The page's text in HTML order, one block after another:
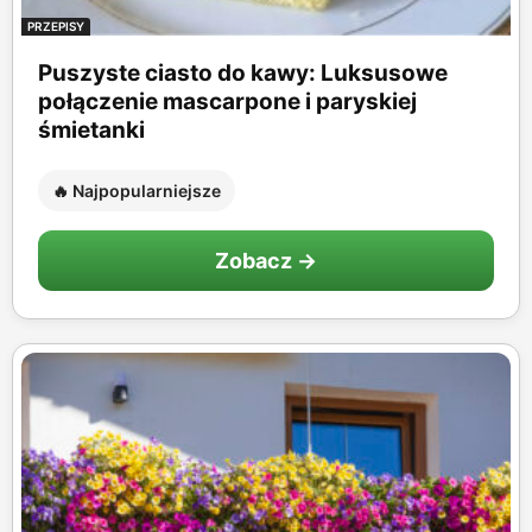
PRZEPISY
Puszyste ciasto do kawy: Luksusowe
połączenie mascarpone i paryskiej
śmietanki
🔥 Najpopularniejsze
Zobacz →